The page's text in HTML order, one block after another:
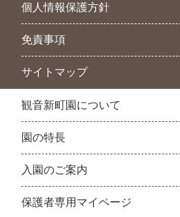
個人情報保護方針
免責事項
サイトマップ
観音新町園について
園の特長
入園のご案内
保護者専用マイページ